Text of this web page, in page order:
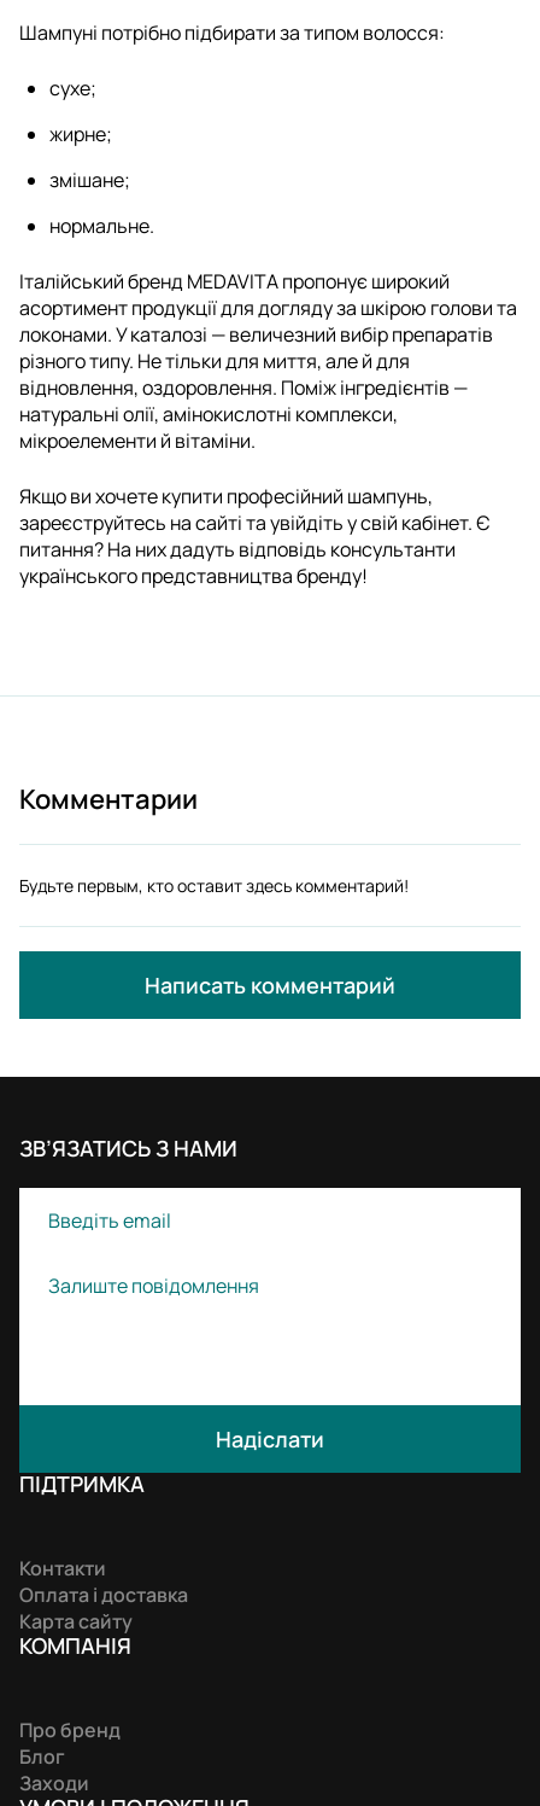
Шампуні потрібно підбирати за типом волосся:
сухе;
жирне;
змішане;
нормальне.
Італійський бренд MEDAVITA пропонує широкий
асортимент продукції для догляду за шкірою голови та
локонами. У каталозі — величезний вибір препаратів
різного типу. Не тільки для миття, але й для
відновлення, оздоровлення. Поміж інгредієнтів —
натуральні олії, амінокислотні комплекси,
мікроелементи й вітаміни.
Якщо ви хочете купити професійний шампунь,
зареєструйтесь на сайті та увійдіть у свій кабінет. Є
питання? На них дадуть відповідь консультанти
українського представництва бренду!
Комментарии
Будьте первым, кто оставит здесь комментарий!
Написать комментарий
ПІДТРИМКА
Контакти
Оплата і доставка
Карта сайту
КОМПАНIЯ
Про бренд
Блог
Заходи
ЗВ’ЯЗАТИСЬ З НАМИ
Надіслати